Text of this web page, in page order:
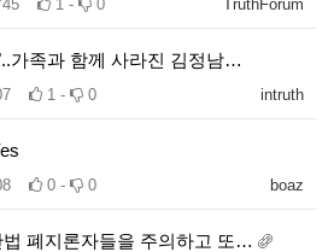
TruthForum
1 - 0
가족과 함께 사라진 김정남…
intruth
1 - 0
boaz
0 - 0
폐지론자들을 주의하고 또…